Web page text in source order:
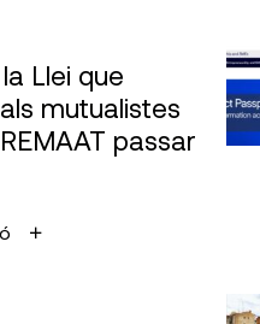
Llei que
mutualistes
passar